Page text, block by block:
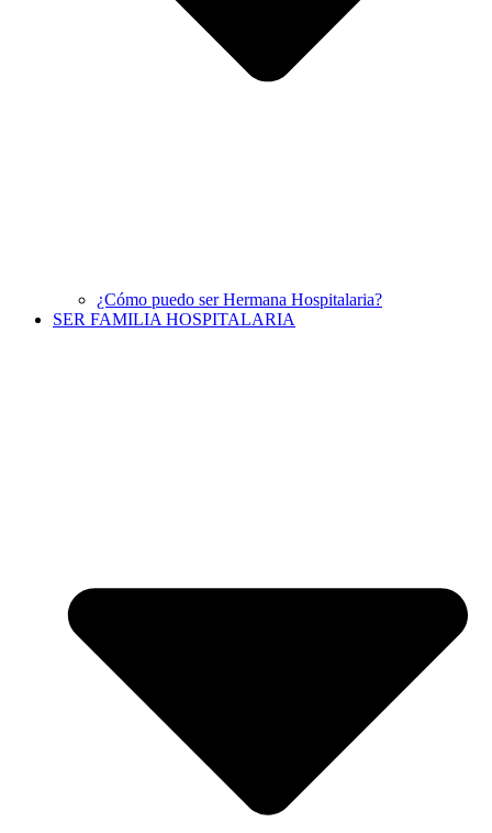
¿Cómo puedo ser Hermana Hospitalaria?
SER FAMILIA HOSPITALARIA